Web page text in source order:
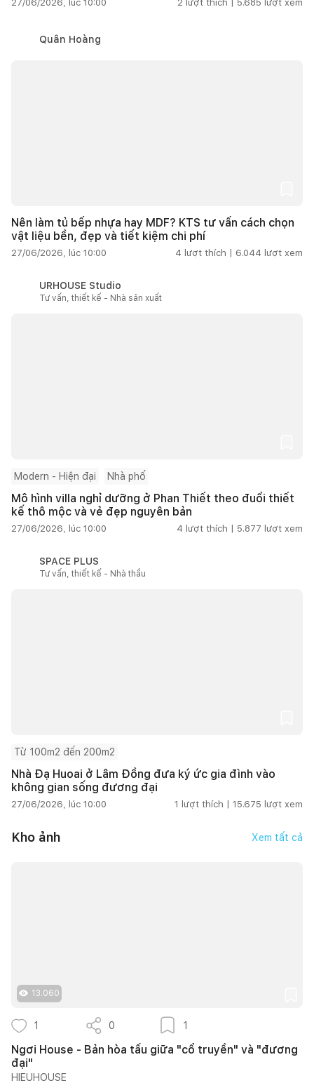
27/06/2026, lúc 10:00 2 lượt thích | 5.685 lượt xem
Quân Hoàng
Nên làm tủ bếp nhựa hay MDF? KTS tư vấn cách chọn
vật liệu bền, đẹp và tiết kiệm chi phí
27/06/2026, lúc 10:00 4 lượt thích | 6.044 lượt xem
URHOUSE Studio
Tư vấn, thiết kế - Nhà sản xuất
Modern - Hiện đại Nhà phố
Mô hình villa nghỉ dưỡng ở Phan Thiết theo đuổi thiết
kế thô mộc và vẻ đẹp nguyên bản
27/06/2026, lúc 10:00 4 lượt thích | 5.877 lượt xem
SPACE PLUS
Tư vấn, thiết kế - Nhà thầu
Từ 100m2 đến 200m2
Nhà Đạ Huoai ở Lâm Đồng đưa ký ức gia đình vào
không gian sống đương đại
27/06/2026, lúc 10:00 1 lượt thích | 15.675 lượt xem
Kho ảnh Xem tất cả
13.060
1 0 1
Ngơi House - Bản hòa tấu giữa "cổ truyền" và "đương
đại"
HIEUHOUSE